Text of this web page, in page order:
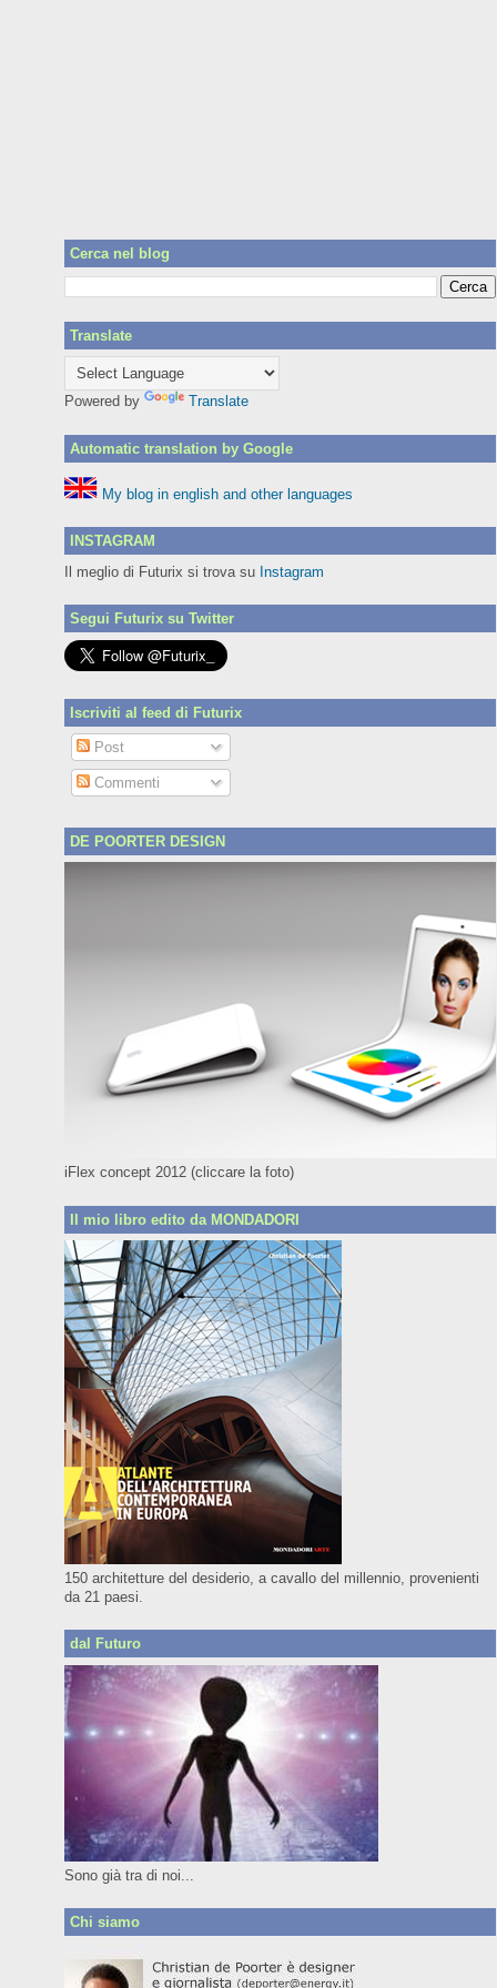
Cerca nel blog
Translate
Powered by Translate
Automatic translation by Google
My blog in english and other languages
INSTAGRAM
Il meglio di Futurix si trova su Instagram
Segui Futurix su Twitter
Iscriviti al feed di Futurix
Post
Commenti
DE POORTER DESIGN
iFlex concept 2012 (cliccare la foto)
Il mio libro edito da MONDADORI
150 architetture del desiderio, a cavallo del millennio, provenienti
da 21 paesi.
dal Futuro
Sono già tra di noi...
Chi siamo